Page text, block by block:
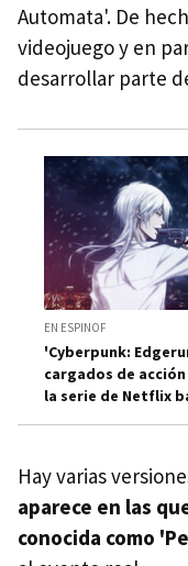
Automata'. De
videojuego y en
desarrollar parte
EN ESPINOF
'Cyberpunk:
cargados de
la serie de Netflix
Hay varias
aparece en las
conocida como